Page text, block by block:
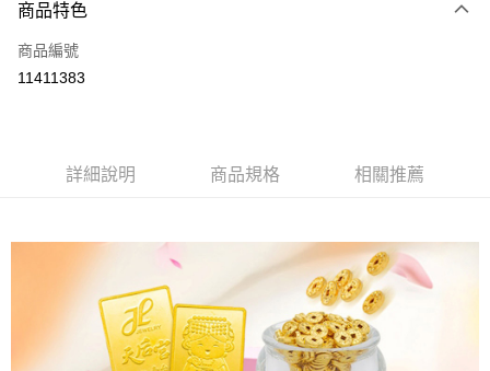
信用卡一次付款
LINE Pay
ATM付款
運送方式
商品特色
商品編號
11411383
詳細說明 商品規格 相關推薦